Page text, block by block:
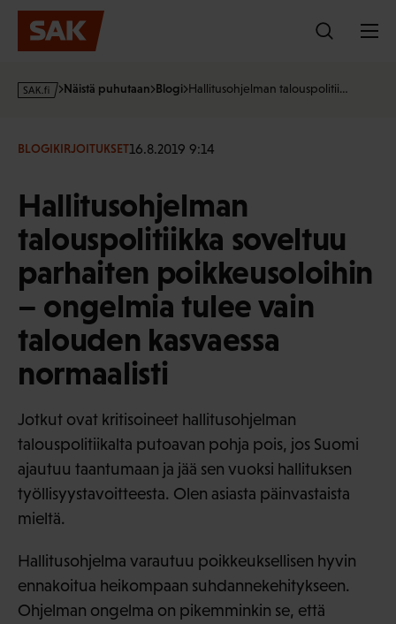
Hyppää
sisältöön
s
·
Näistä puhutaan Blogi Hallitusohjelman talouspolitii…
BLOGIKIRJOITUKSET16.8.2019 9:14
Hallitusohjelman
talouspolitiikka soveltuu
parhaiten poikkeusoloihin
– ongelmia tulee vain
talouden kasvaessa
normaalisti
Jotkut ovat kritisoineet hallitusohjelman
talouspolitiikalta putoavan pohja pois, jos Suomi
ajautuu taantumaan ja jää sen vuoksi hallituksen
työllisyystavoitteesta. Olen asiasta päinvastaista
mieltä.
Hallitusohjelma varautuu poikkeuksellisen hyvin
ennakoitua heikompaan suhdannekehitykseen.
Ohjelman ongelma on pikemminkin se, että